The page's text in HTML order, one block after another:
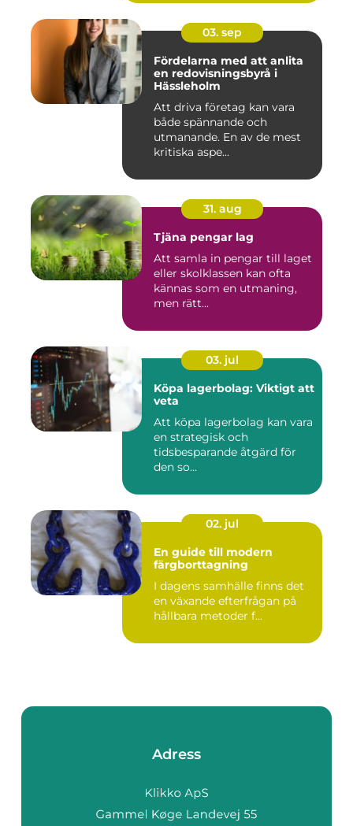
03. sep
Fördelarna med att anlita
en redovisningsbyrå i
Hässleholm
Att driva företag kan vara
både spännande och
utmanande. En av de mest
kritiska aspe...
31. aug
Tjäna pengar lag
Att samla in pengar till laget
eller skolklassen kan ofta
kännas som en utmaning,
men rätt...
03. jul
Köpa lagerbolag: Viktigt att
veta
Att köpa lagerbolag kan vara
en strategisk och
tidsbesparande åtgärd för
den so...
02. jul
En guide till modern
färgborttagning
I dagens samhälle finns det
en växande efterfrågan på
hållbara metoder f...
Adress